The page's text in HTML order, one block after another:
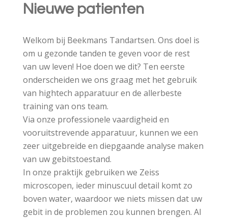
Nieuwe patienten
Welkom bij Beekmans Tandartsen. Ons doel is
om u gezonde tanden te geven voor de rest
van uw leven! Hoe doen we dit? Ten eerste
onderscheiden we ons graag met het gebruik
van hightech apparatuur en de allerbeste
training van ons team.
Via onze professionele vaardigheid en
vooruitstrevende apparatuur, kunnen we een
zeer uitgebreide en diepgaande analyse maken
van uw gebitstoestand.
In onze praktijk gebruiken we Zeiss
microscopen, ieder minuscuul detail komt zo
boven water, waardoor we niets missen dat uw
gebit in de problemen zou kunnen brengen. Al